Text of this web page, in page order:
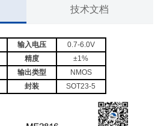
技术文档
输入电压
0.7-6.0V
精度
±1%
输出类型
NMOS
封装 SOT23-5